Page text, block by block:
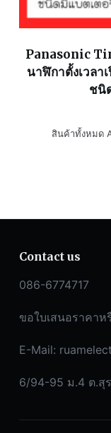
Panasonic
นาฬิกาตั้งเวลา
ชนิ
สินค้าทั้งหมด
Contact us
086-6774717
ขอใบเสนอราคา
E-Mail:
6/94-95 ม.4 ต.สุ